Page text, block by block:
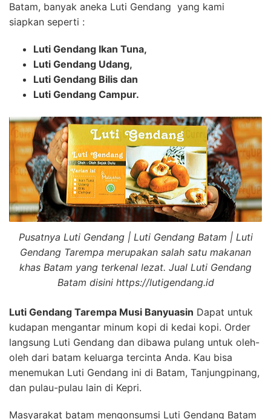
Batam, banyak aneka Luti Gendang yang kami
siapkan seperti :
Luti Gendang Ikan Tuna,
Luti Gendang Udang,
Luti Gendang Bilis dan
Luti Gendang Campur.
Pusatnya Luti Gendang | Luti Gendang Batam | Luti
Gendang Tarempa merupakan salah satu makanan
khas Batam yang terkenal lezat. Jual Luti Gendang
Batam disini https://lutigendang.id
Luti Gendang Tarempa Musi Banyuasin Dapat untuk
kudapan mengantar minum kopi di kedai kopi. Order
langsung Luti Gendang dan dibawa pulang untuk oleh-
oleh dari batam keluarga tercinta Anda. Kau bisa
menemukan Luti Gendang ini di Batam, Tanjungpinang,
dan pulau-pulau lain di Kepri.
Masyarakat batam mengonsumsi Luti Gendang Batam